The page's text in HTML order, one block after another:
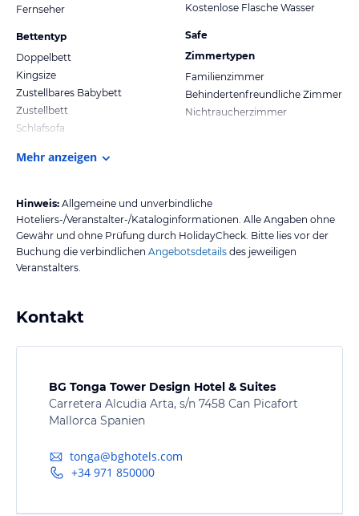
Fernseher
Bettentyp
Doppelbett
Kingsize
Zustellbares Babybett
Zustellbett
Schlafsofa
Kostenlose Flasche Wasser
Safe
Zimmertypen
Familienzimmer
Behindertenfreundliche Zimmer
Nichtraucherzimmer
Mehr anzeigen
Hinweis: Allgemeine und unverbindliche
Hoteliers-/Veranstalter-/Kataloginformationen. Alle Angaben ohne
Gewähr und ohne Prüfung durch HolidayCheck. Bitte lies vor der
Buchung die verbindlichen Angebotsdetails des jeweiligen
Veranstalters.
Kontakt
BG Tonga Tower Design Hotel & Suites
Carretera Alcudia Arta, s/n 7458 Can Picafort
Mallorca Spanien
tonga@bghotels.com
+34 971 850000